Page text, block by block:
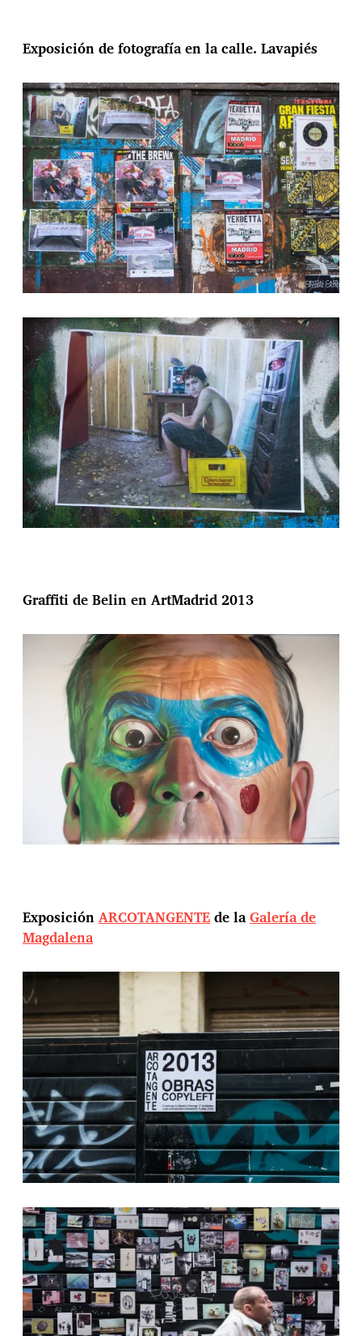
Exposición de fotografía en la calle. Lavapiés
Graffiti de Belin en ArtMadrid 2013
Exposición ARCOTANGENTEde laGalería de
Magdalena